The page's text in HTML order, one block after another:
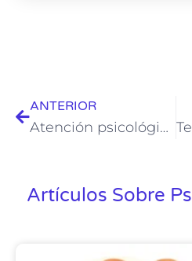
ANTERIOR
Atención psicológica en línea en Chile para trastornos de sueño
Artículos Sobre